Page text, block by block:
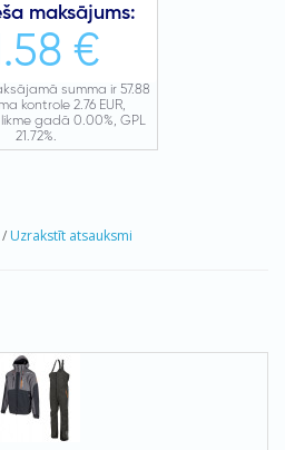
/ Uzrakstīt atsauksmi